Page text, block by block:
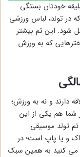
خودتان بستگی
در تولد، لباس ورزشی
شود. این تم بیشتر
که به ورزش
دارند و نه به ورزش؛
شما هم یکی از این
تم تولد موسیقی
و یا پاپ است؛ در
کنید به همین سبک